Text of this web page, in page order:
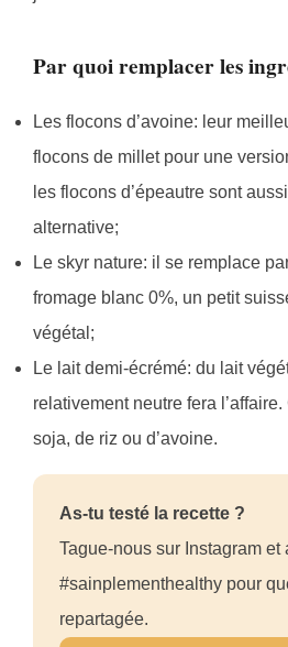
Par quoi remplacer les
Les flocons d’avoine: leur
flocons de millet pour une
les flocons d’épeautre sont
alternative;
Le skyr nature: il se remplace
fromage blanc 0%, un petit
végétal;
Le lait demi-écrémé: du lait
relativement neutre fera
soja, de riz ou d’avoine.
As-tu testé la recette ?
Tague-nous sur Instagram et
#sainplementhealthy pour
repartagée.